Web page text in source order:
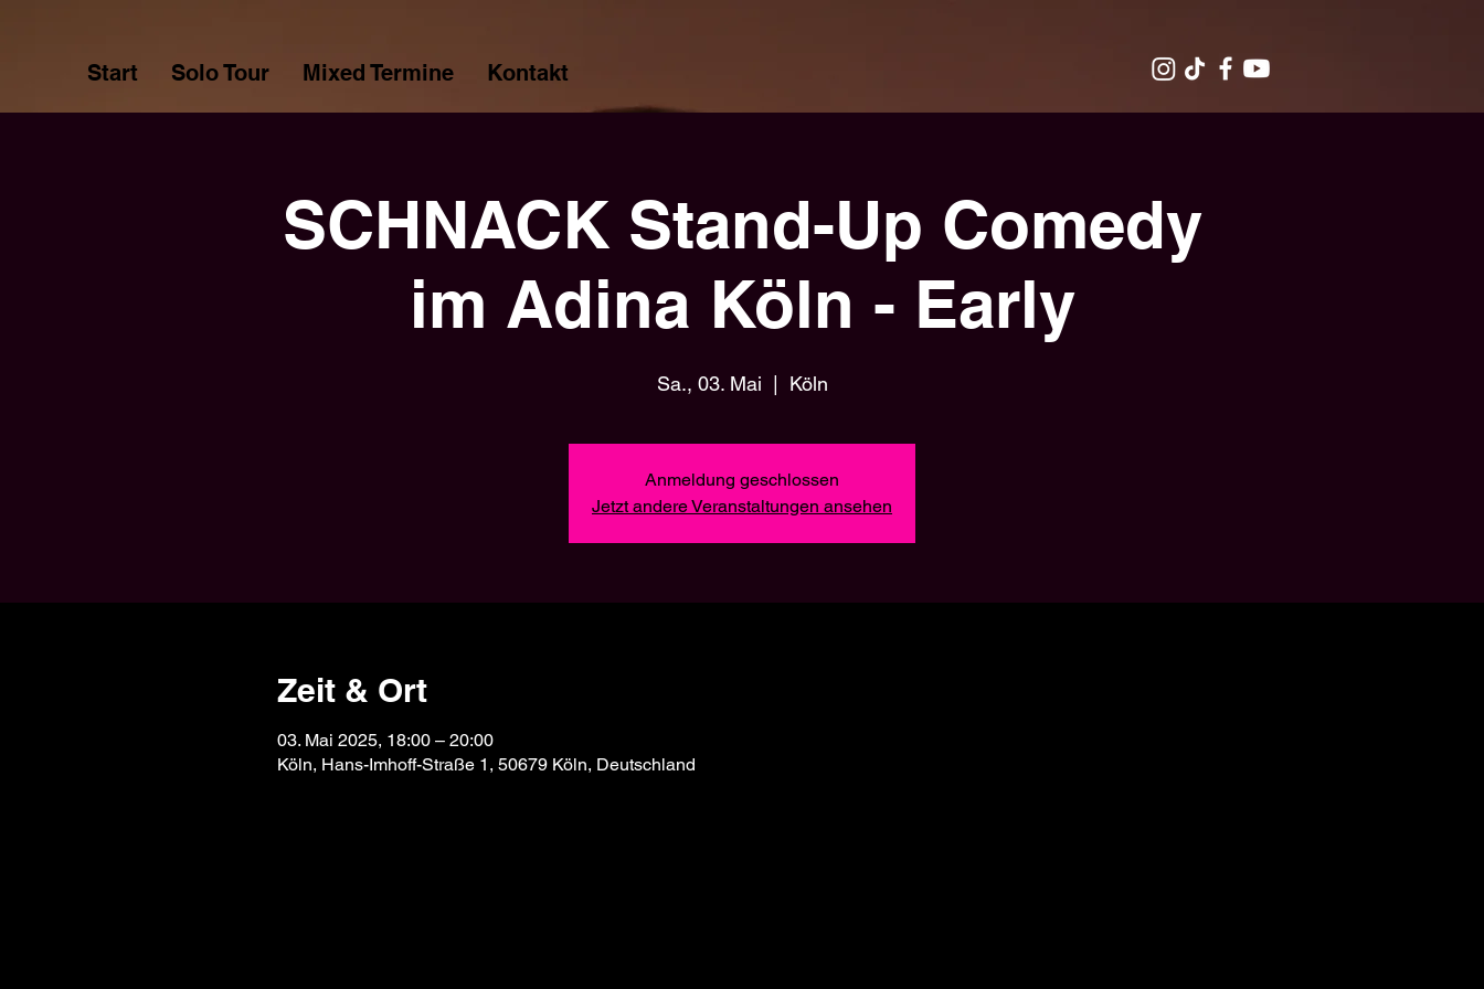
Start Solo Tour Mixed Termine Kontakt
SCHNACK Stand-Up Comedy
im Adina Köln - Early
Sa., 03. Mai Köln
Anmeldung geschlossen
Jetzt andere Veranstaltungen ansehen
Zeit & Ort
03. Mai 2025, 18:00 – 20:00
Köln, Hans-Imhoff-Straße 1, 50679 Köln, Deutschland